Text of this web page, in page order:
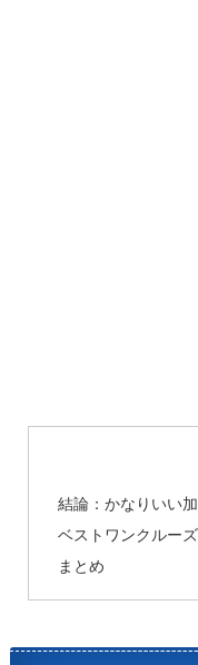
結論：かなりいい
ベストワンクルー
まとめ